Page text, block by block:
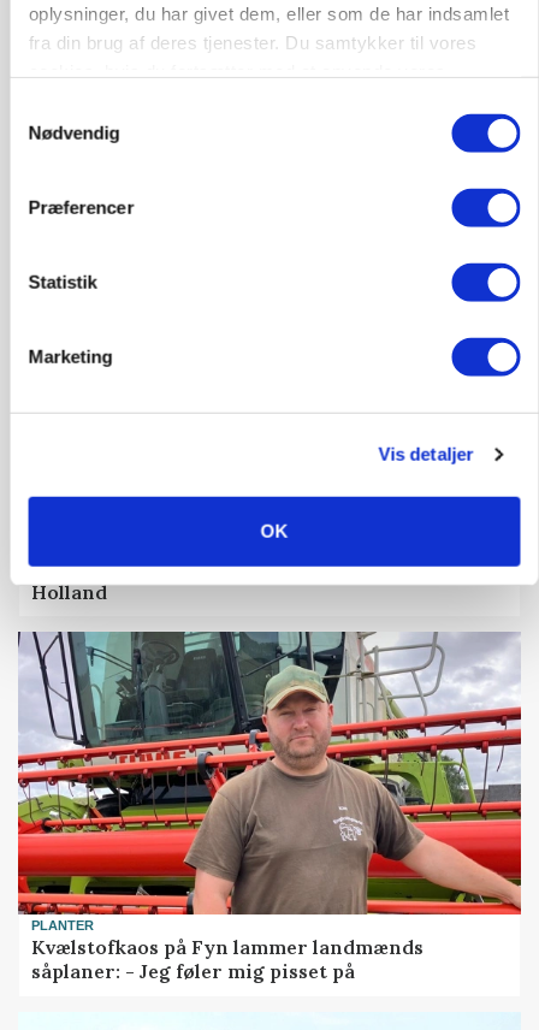
oplysninger, du har givet dem, eller som de har indsamlet
fra din brug af deres tjenester. Du samtykker til vores
Nødvendig
Præferencer
Statistik
Marketing
Vis detaljer
OK
Annonce
Grisenoteringen står stille
Krone åbner XDisc for John Deere og New
Holland
PLANTER
Kvælstofkaos på Fyn lammer landmænds
såplaner: - Jeg føler mig pisset på